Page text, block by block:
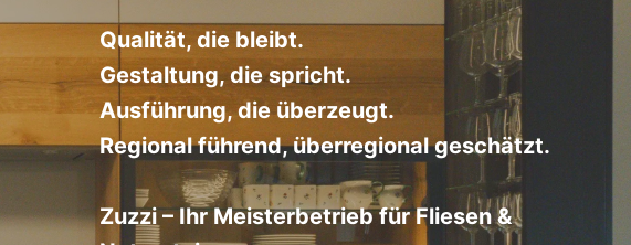
Qualität, die bleibt.
Gestaltung, die spricht.
Ausführung, die überzeugt.
Regional führend, überregional geschätzt.
Zuzzi – Ihr Meisterbetrieb für Fliesen &